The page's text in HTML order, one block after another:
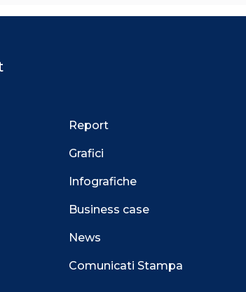
Report
Grafici
Infografiche
Business case
News
Comunicati Stampa